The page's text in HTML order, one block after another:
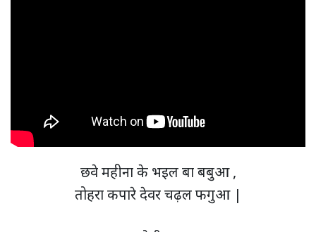
छवे महीना के भइल बा बबुआ ,
तोहरा कपारे देवर चढ़ल फगुआ |